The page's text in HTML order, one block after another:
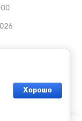
Хорошо